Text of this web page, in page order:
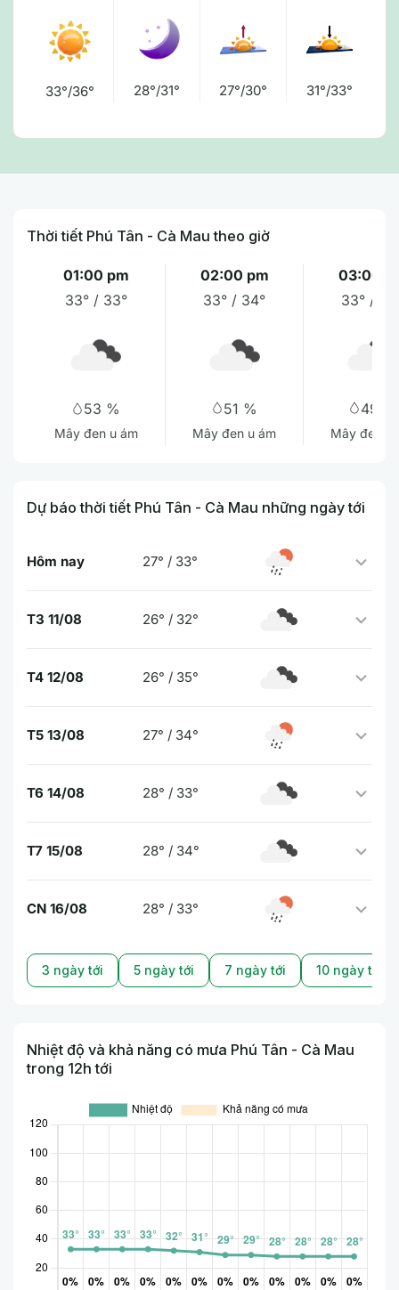
33°/36° 28°/31° 27°/30° 31°/33°
Thời tiết Phú Tân - Cà Mau theo giờ
01:00 pm
33° / 33°
53 %
Mây đen u ám
02:00 pm
33° / 34°
51 %
Mây đen u ám
03:00
33° /
49 %
Mây đen u
Dự báo thời tiết Phú Tân - Cà Mau những ngày tới
Hôm nay 27° / 33°
T3 11/08 26° / 32°
T4 12/08 26° / 35°
T5 13/08 27° / 34°
T6 14/08 28° / 33°
T7 15/08 28° / 34°
CN 16/08 28° / 33°
3 ngày tới 5 ngày tới 7 ngày tới 10 ngày tới
Nhiệt độ và khả năng có mưa Phú Tân - Cà Mau
trong 12h tới